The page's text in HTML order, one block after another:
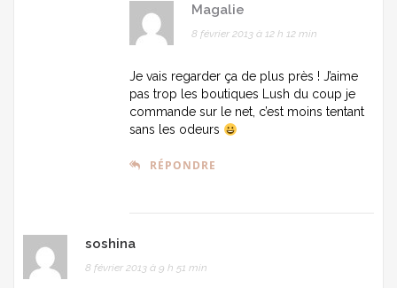
Magalie
8 février 2013 à 12 h 12 min
Je vais regarder ça de plus près ! J’aime
pas trop les boutiques Lush du coup je
commande sur le net, c’est moins tentant
sans les odeurs
RÉPONDRE
soshina
8 février 2013 à 9 h 51 min